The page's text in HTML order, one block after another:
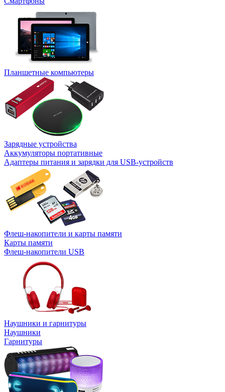
Планшетные компьютеры
Зарядные устройства
Аккумуляторы портативные
Адаптеры питания и зарядки для USB-устройств
Флеш-накопители и карты памяти
Карты памяти
Флеш-накопители USB
Наушники и гарнитуры
Наушники
Гарнитуры